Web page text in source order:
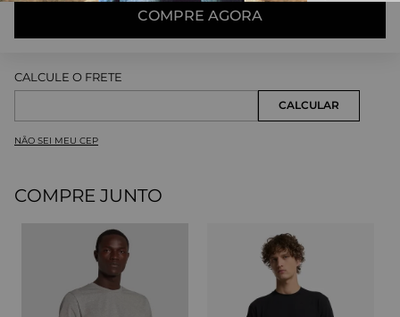
COMPRE AGORA
NÃO SEI MEU CEP
COMPRE JUNTO